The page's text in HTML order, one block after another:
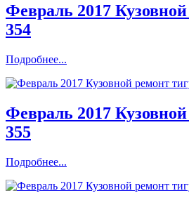
Февраль 2017
354
Подробнее...
Февраль 2017
355
Подробнее...